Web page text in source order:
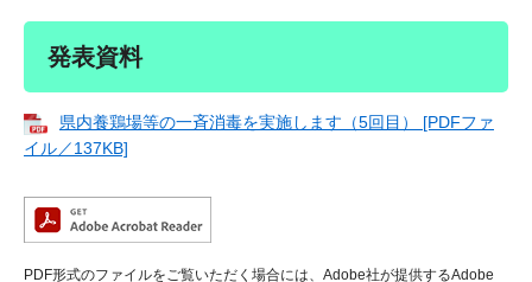
発表資料
県内養鶏場等の一斉消毒を実施します（5回目） [PDFファ
イル／137KB]
PDF形式のファイルをご覧いただく場合には、Adobe社が提供するAdobe